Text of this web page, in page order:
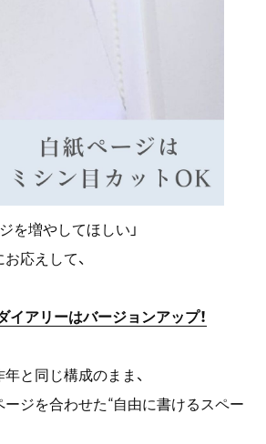
を増やしてほしい」
応えして、
アリーはバージョンアップ！
と同じ構成のまま、
ージを合わせた“自由に書けるスペー